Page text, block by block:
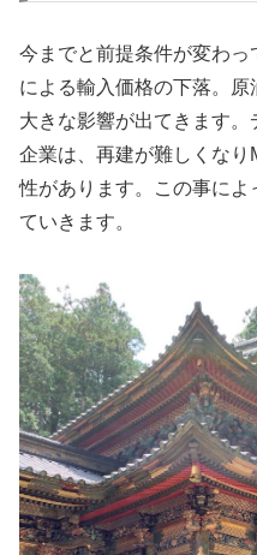
今までと前提条件が変わ
による輸入価格の下落。
大きな影響が出てきます
企業は、再建が難しくな
性があります。この事に
ていきます。